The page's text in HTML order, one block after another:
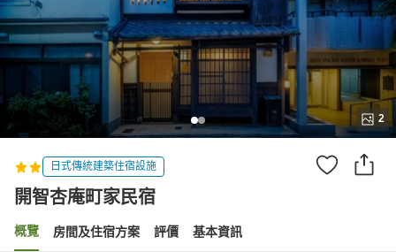
2
日式傳統建築住宿設施
開智杏庵町家民宿
概覽 房間及住宿方案 評價 基本資訊